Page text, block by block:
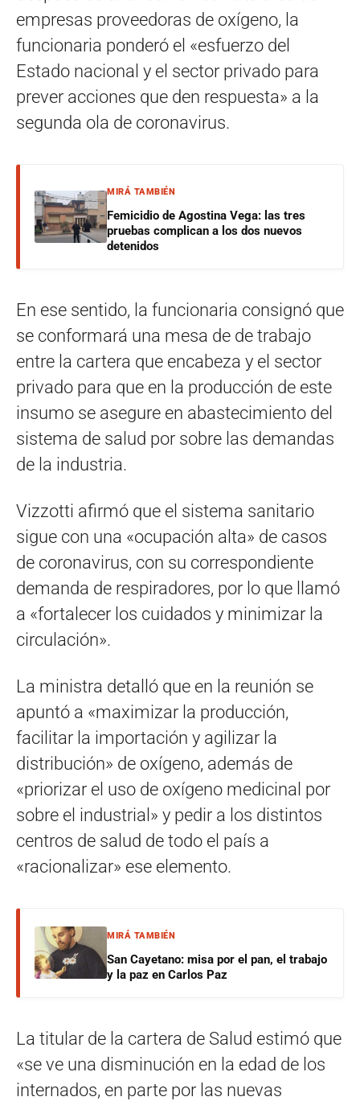
empresas proveedoras de oxígeno, la
funcionaria ponderó el «esfuerzo del
Estado nacional y el sector privado para
prever acciones que den respuesta» a la
segunda ola de coronavirus.
MIRÁ TAMBIÉN
Femicidio de Agostina Vega: las tres
pruebas complican a los dos nuevos
detenidos
En ese sentido, la funcionaria consignó que
se conformará una mesa de de trabajo
entre la cartera que encabeza y el sector
privado para que en la producción de este
insumo se asegure en abastecimiento del
sistema de salud por sobre las demandas
de la industria.
Vizzotti afirmó que el sistema sanitario
sigue con una «ocupación alta» de casos
de coronavirus, con su correspondiente
demanda de respiradores, por lo que llamó
a «fortalecer los cuidados y minimizar la
circulación».
La ministra detalló que en la reunión se
apuntó a «maximizar la producción,
facilitar la importación y agilizar la
distribución» de oxígeno, además de
«priorizar el uso de oxígeno medicinal por
sobre el industrial» y pedir a los distintos
centros de salud de todo el país a
«racionalizar» ese elemento.
MIRÁ TAMBIÉN
San Cayetano: misa por el pan, el trabajo
y la paz en Carlos Paz
La titular de la cartera de Salud estimó que
«se ve una disminución en la edad de los
internados, en parte por las nuevas